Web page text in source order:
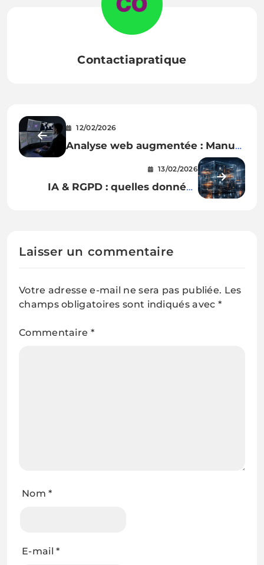
Contactiapratique
12/02/2026
Analyse web augmentée : Manus
connecte Similarweb à ses agents
13/02/2026
IA & RGPD : quelles données
Laisser un commentaire
Votre adresse e-mail ne sera pas publiée. Les
champs obligatoires sont indiqués avec *
Commentaire *
Nom*
E-mail*